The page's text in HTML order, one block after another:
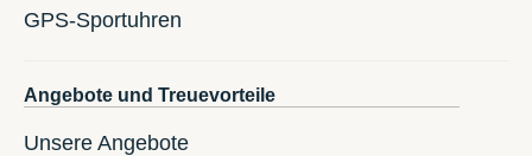
GPS-Sportuhren
Angebote und Treuevorteile
Unsere Angebote